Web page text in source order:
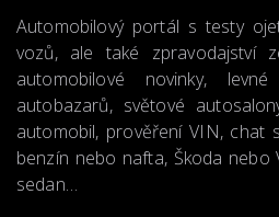
Automobilový portál s testy
vozů, ale také zpravodajství
automobilové novinky,
autobazarů, světové
automobil, prověření VIN, chat
benzín nebo nafta, Škoda nebo
sedan…